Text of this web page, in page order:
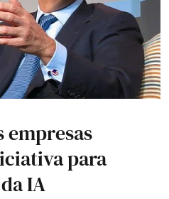
empresas
para
IA